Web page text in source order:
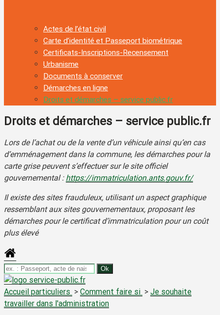
Actes de l’état civil
Carte d’identité et Passeport biométrique
Certificats-Inscriptions-Recensement
Urbanisme
Documents à conserver
Démarches en ligne
Droits et démarches – service public.fr
Droits et démarches – service public.fr
Lors de l’achat ou de la vente d’un véhicule ainsi qu’en cas
d’emménagement dans la commune, les démarches pour la
carte grise peuvent s’effectuer sur le site officiel
gouvernemental : https://immatriculation.ants.gouv.fr/
Il existe des sites frauduleux, utilisant un aspect graphique
ressemblant aux sites gouvernementaux, proposant les
démarches pour le certificat d’immatriculation pour un coût
plus élevé
Accueil particuliers > Comment faire si > Je souhaite
travailler dans l'administration